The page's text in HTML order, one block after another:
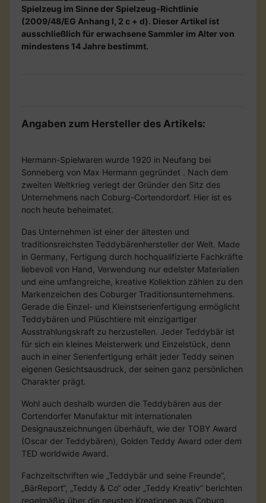
Spielzeug im Sinne der Spielzeug-Richtlinie
(2009/48/EG Anhang I, 2 c + d). Dieser Artikel ist
ausschließlich für erwachsene Sammler im Alter von
mindestens 14 Jahre bestimmt.
Angaben zum Hersteller des Artikels:
Hermann-Spielwaren wurde 1920 in Neufang bei
Sonneberg von Max Hermann gegründet . Nach dem
zweiten Weltkrieg verlegt der Gründer den Sitz des
Unternehmens nach Coburg-Cortendordorf. Hier ist es
noch heute beheimatet.
Das Unternehmen ist einer der ältesten und
traditionsreichsten Teddybärenhersteller der Welt. Made
in Germany, Fertigung durch hochqualifizierte Fachkräfte
liebevoll von Hand, Verwendung nur edelster Materialien
und eine umfangreiche, kreative Kollektion zählen zu den
Markenzeichen des Coburger Traditionsunternehmens.
Gerade die Einzel- und Kleinstserienfertigung ermöglicht
Teddybären und Plüschtiere mit einzigartiger
Ausstrahlungskraft zu herzustellen. Jeder Teddybär ist
für sich ein kleines Meisterwerk und Einzelstück, denn
auch in einer Serienfertigung erhält jeder Teddy seinen
eigenen Gesichtsausdruck, der seinen ganz persönlichen
Charakter prägt.
Wohl auch deshalb wurden die Teddybären aus der
Cortendorfer Manufaktur mit internationalen
Designauszeichnungen überhäuft, wie der TOBY Award
(Oscar der Teddybären), Golden Teddy Award oder dem
TED worldwide Award.
Fachzeitschriften wie „Teddybär und seine Freunde“,
„BärReport“, „Teddy & Co“ oder „Teddy Kreativ“ berichten
regelmäßig über die neusten Kreationen aus Coburg.